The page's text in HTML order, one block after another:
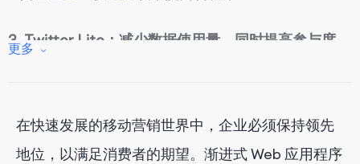
3. Twitter Lite：减少数据使用量，同时提高参与度
5.Trivago：提供类似应用程序的体验，加载时间更快
更多
在快速发展的移动营销世界中，企业必须保持领先
地位，以满足消费者的期望。渐进式 Web 应用程序